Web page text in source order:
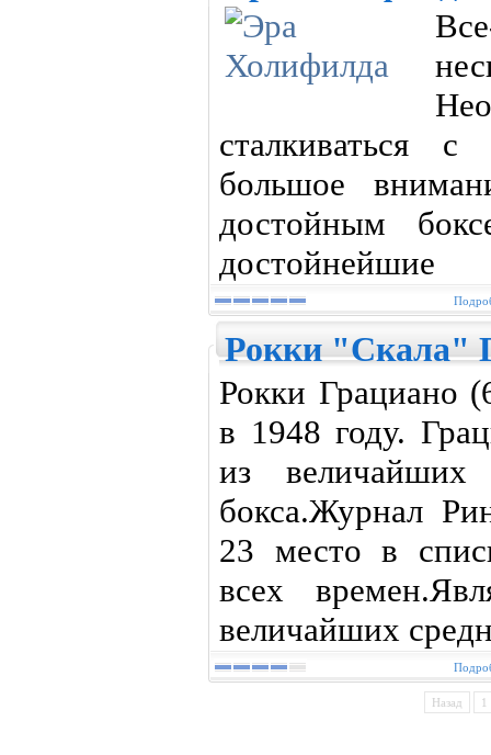
сталкиваться
большое
достойным
достойнейшие
Рокки "Скала"
Рокки Грациано
в 1948 году.
из величайших
бокса.Журнал
23 место в
всех
величайших
Назад 1